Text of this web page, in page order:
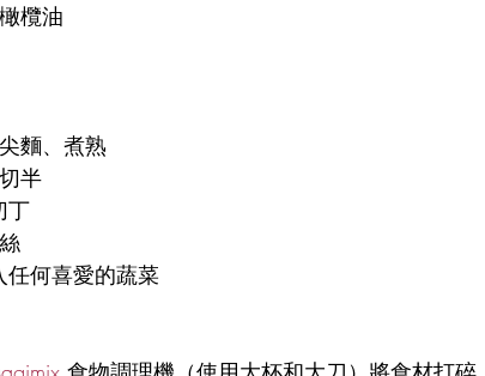
榨橄欖油
筆尖麵、煮熟
切半
丁
絲
入任何喜愛的蔬菜